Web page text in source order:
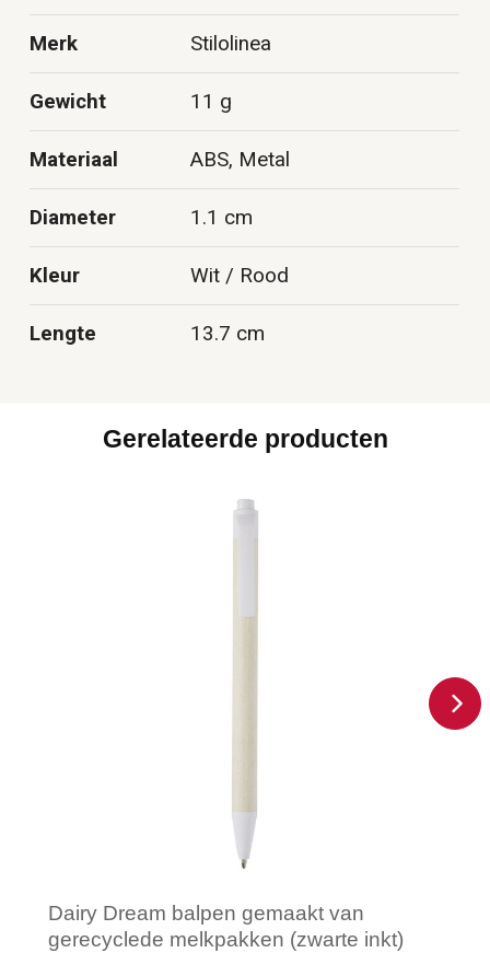
Merk Stilolinea
Gewicht 11 g
Materiaal ABS, Metal
Diameter 1.1 cm
Kleur Wit / Rood
Lengte 13.7 cm
Gerelateerde producten
Dairy Dream balpen gemaakt van
gerecyclede melkpakken (zwarte inkt)